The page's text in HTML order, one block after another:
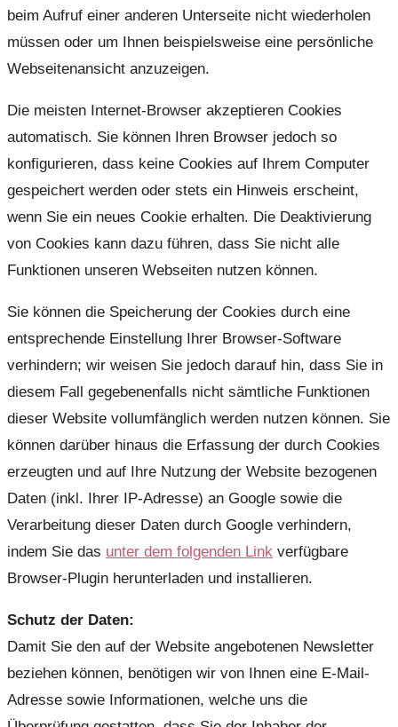
beim Aufruf einer anderen Unterseite nicht wiederholen
müssen oder um Ihnen beispielsweise eine persönliche
Webseitenansicht anzuzeigen.
Die meisten Internet-Browser akzeptieren Cookies
automatisch. Sie können Ihren Browser jedoch so
konfigurieren, dass keine Cookies auf Ihrem Computer
gespeichert werden oder stets ein Hinweis erscheint,
wenn Sie ein neues Cookie erhalten. Die Deaktivierung
von Cookies kann dazu führen, dass Sie nicht alle
Funktionen unseren Webseiten nutzen können.
Sie können die Speicherung der Cookies durch eine
entsprechende Einstellung Ihrer Browser-Software
verhindern; wir weisen Sie jedoch darauf hin, dass Sie in
diesem Fall gegebenenfalls nicht sämtliche Funktionen
dieser Website vollumfänglich werden nutzen können. Sie
können darüber hinaus die Erfassung der durch Cookies
erzeugten und auf Ihre Nutzung der Website bezogenen
Daten (inkl. Ihrer IP-Adresse) an Google sowie die
Verarbeitung dieser Daten durch Google verhindern,
indem Sie das unter dem folgenden Link verfügbare
Browser-Plugin herunterladen und installieren.
Schutz der Daten:
Damit Sie den auf der Website angebotenen Newsletter
beziehen können, benötigen wir von Ihnen eine E-Mail-
Adresse sowie Informationen, welche uns die